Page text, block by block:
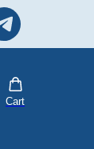
Cart